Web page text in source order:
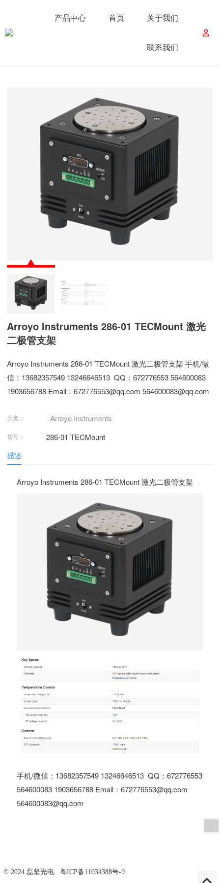
产品中心 首页 关于我们
联系我们
Arroyo Instruments 286-01 TECMount 激光
二极管支架
Arroyo Instruments 286-01 TECMount 激光二极管支架 手机/微
信：13682357549 13246646513 QQ：672776553 564600083
1903656788 Email：672776553@qq.com 564600083@qq.com
分类： Arroyo Instruments
货号：
286-01 TECMount
描述
Arroyo Instruments 286-01 TECMount 激光二极管支架
手机/微信：13682357549 13246646513 QQ：672776553
564600083 1903656788 Email：672776553@qq.com
564600083@qq.com
© 2024 磊坚光电.粤ICP备11034388号-9